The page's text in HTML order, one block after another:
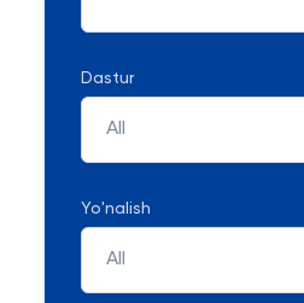
Dastur
All
Yo'nalish
All